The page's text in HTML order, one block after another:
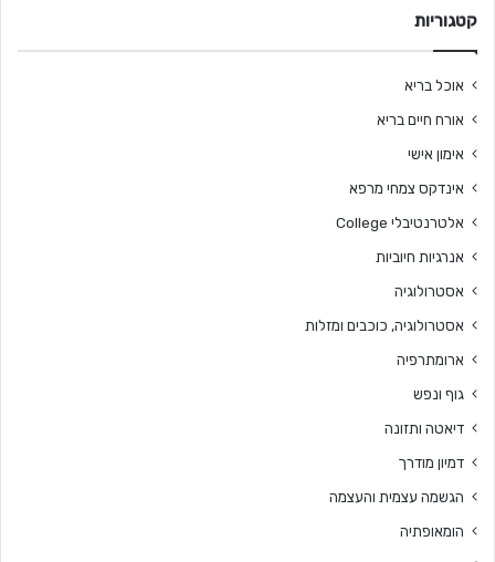
קטגוריות
אוכל בריא
אורח חיים בריא
אימון אישי
אינדקס צמחי מרפא
אלטרנטיבלי College
אנרגיות חיוביות
אסטרולוגיה
אסטרולוגיה, כוכבים ומזלות
ארומתרפיה
גוף ונפש
דיאטה ותזונה
דמיון מודרך
הגשמה עצמית והעצמה
הומאופתיה